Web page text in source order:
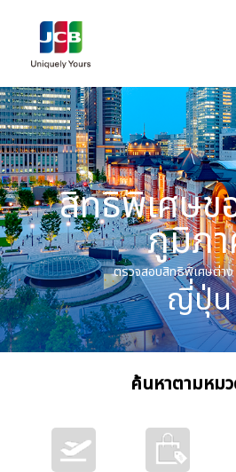
สิทธิพิเศษข
ภูมิภ
ตรวจสอบสิทธิพิเศษต่าง
ญี่ปุ่น
ค้นหาตามหม